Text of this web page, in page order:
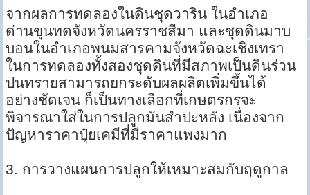
จากผลการทดลองในดินชุดวาริน ในอำเภอ
ด่านขุนทดจังหวัดนครราชสีมา และชุดดินมาบ
บอนในอำเภอพนมสารคามจังหวัดฉะเชิงเทรา
ในการทดลองทั้งสองชุดดินที่มีสภาพเป็นดินร่วน
ปนทรายสามารถยกระดับผลผลิตเพิ่มขึ้นได้
อย่างชัดเจน ก็เป็นทางเลือกที่เกษตรกรจะ
พิจารณาใส่ในการปลูกมันสำปะหลัง เนื่องจาก
ปัญหาราคาปุ๋ยเคมีที่มีราคาแพงมาก
3. การวางแผนการปลูกให้เหมาะสมกับฤดูกาล